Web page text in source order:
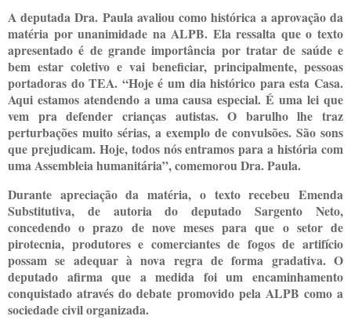
A deputada Dra. Paula avaliou como histórica a aprovação da
matéria por unanimidade na ALPB. Ela ressalta que o texto
apresentado é de grande importância por tratar de saúde e
bem estar coletivo e vai beneficiar, principalmente, pessoas
portadoras do TEA. “Hoje é um dia histórico para esta Casa.
Aqui estamos atendendo a uma causa especial. É uma lei que
vem pra defender crianças autistas. O barulho lhe traz
perturbações muito sérias, a exemplo de convulsões. São sons
que prejudicam. Hoje, todos nós entramos para a história com
uma Assembleia humanitária”, comemorou Dra. Paula.
Durante apreciação da matéria, o texto recebeu Emenda
Substitutiva, de autoria do deputado Sargento Neto,
concedendo o prazo de nove meses para que o setor de
pirotecnia, produtores e comerciantes de fogos de artifício
possam se adequar à nova regra de forma gradativa. O
deputado afirma que a medida foi um encaminhamento
conquistado através do debate promovido pela ALPB como a
sociedade civil organizada.